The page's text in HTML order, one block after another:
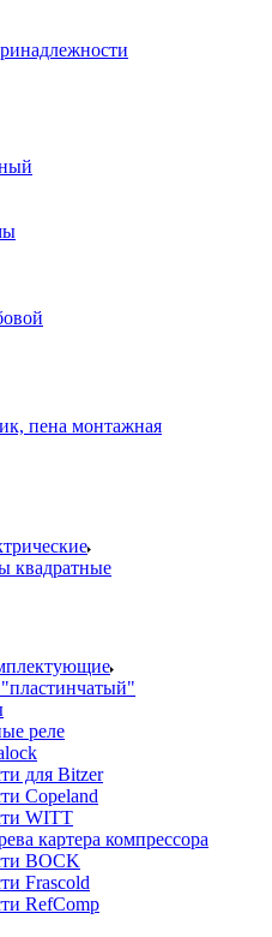
пена монтажная
квадратные
реле
для Bitzer
Copeland
WITT
картера компрессора
BOCK
Frascold
RefComp